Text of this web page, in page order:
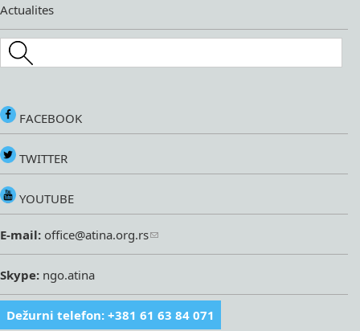
Actualites
Search this site
FACEBOOK
TWITTER
YOUTUBE
E-mail: office@atina.org.rs
Skype: ngo.atina
Dežurni telefon: +381 61 63 84 071